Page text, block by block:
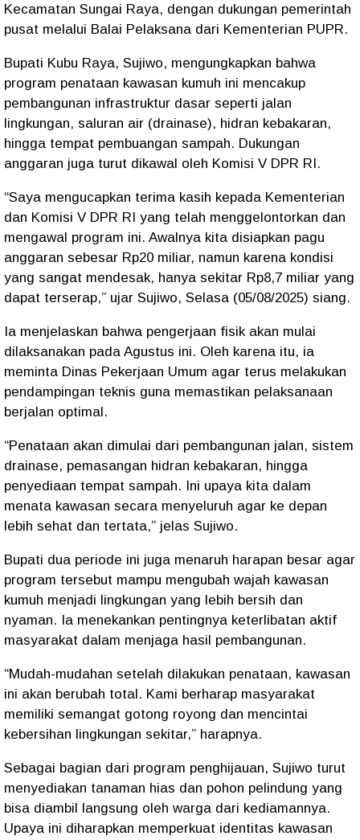
Kecamatan Sungai Raya, dengan dukungan pemerintah
pusat melalui Balai Pelaksana dari Kementerian PUPR.
Bupati Kubu Raya, Sujiwo, mengungkapkan bahwa
program penataan kawasan kumuh ini mencakup
pembangunan infrastruktur dasar seperti jalan
lingkungan, saluran air (drainase), hidran kebakaran,
hingga tempat pembuangan sampah. Dukungan
anggaran juga turut dikawal oleh Komisi V DPR RI.
“Saya mengucapkan terima kasih kepada Kementerian
dan Komisi V DPR RI yang telah menggelontorkan dan
mengawal program ini. Awalnya kita disiapkan pagu
anggaran sebesar Rp20 miliar, namun karena kondisi
yang sangat mendesak, hanya sekitar Rp8,7 miliar yang
dapat terserap,” ujar Sujiwo, Selasa (05/08/2025) siang.
Ia menjelaskan bahwa pengerjaan fisik akan mulai
dilaksanakan pada Agustus ini. Oleh karena itu, ia
meminta Dinas Pekerjaan Umum agar terus melakukan
pendampingan teknis guna memastikan pelaksanaan
berjalan optimal.
“Penataan akan dimulai dari pembangunan jalan, sistem
drainase, pemasangan hidran kebakaran, hingga
penyediaan tempat sampah. Ini upaya kita dalam
menata kawasan secara menyeluruh agar ke depan
lebih sehat dan tertata,” jelas Sujiwo.
Bupati dua periode ini juga menaruh harapan besar agar
program tersebut mampu mengubah wajah kawasan
kumuh menjadi lingkungan yang lebih bersih dan
nyaman. Ia menekankan pentingnya keterlibatan aktif
masyarakat dalam menjaga hasil pembangunan.
“Mudah-mudahan setelah dilakukan penataan, kawasan
ini akan berubah total. Kami berharap masyarakat
memiliki semangat gotong royong dan mencintai
kebersihan lingkungan sekitar,” harapnya.
Sebagai bagian dari program penghijauan, Sujiwo turut
menyediakan tanaman hias dan pohon pelindung yang
bisa diambil langsung oleh warga dari kediamannya.
Upaya ini diharapkan memperkuat identitas kawasan